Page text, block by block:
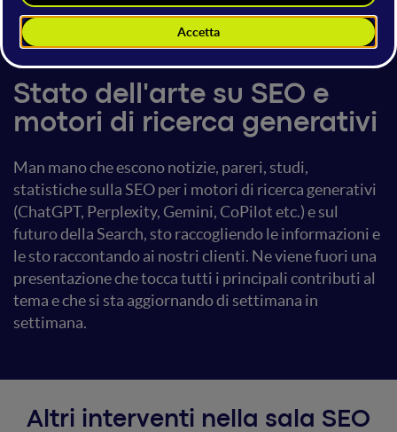
5 giugno 202511:50 - 12:10
SEO
Stato dell'arte su SEO e
motori di ricerca generativi
Man mano che escono notizie, pareri, studi,
statistiche sulla SEO per i motori di ricerca generativi
(ChatGPT, Perplexity, Gemini, CoPilot etc.) e sul
futuro della Search, sto raccogliendo le informazioni e
le sto raccontando ai nostri clienti. Ne viene fuori una
presentazione che tocca tutti i principali contributi al
tema e che si sta aggiornando di settimana in
settimana.
Altri interventi nella sala SEO